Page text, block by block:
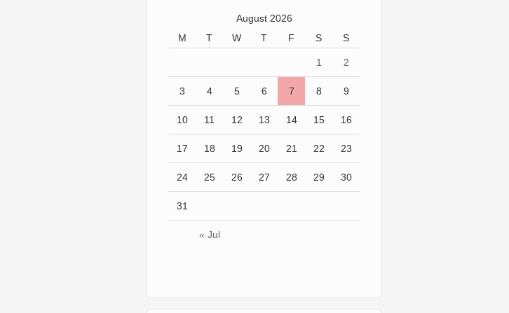
August 2026
M
T W T F S S
« Jul
1 2
3 4 5 6 7 8 9
10 11 12 13 14 15 16
17 18 19 20 21 22 23
24 25 26 27 28 29 30
31